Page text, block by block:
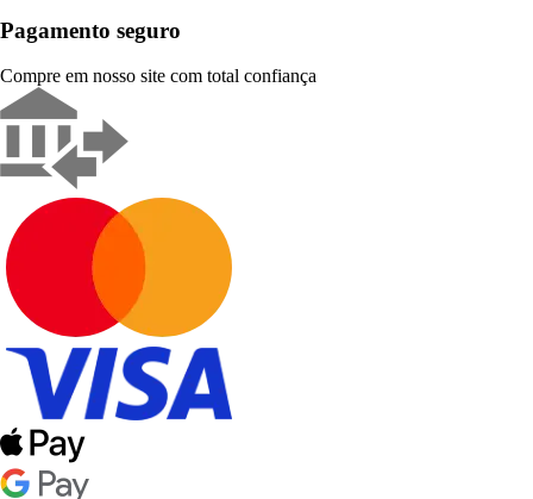
Pagamento seguro
Compre em nosso site com total confiança